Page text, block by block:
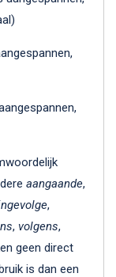
aangaande,
,
, volgens,
geen direct
is dan een